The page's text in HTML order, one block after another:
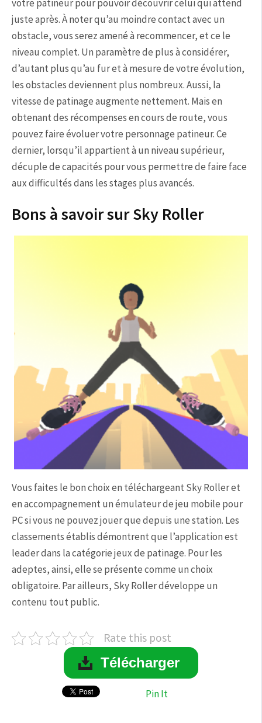
votre patineur pour pouvoir découvrir celui qui attend
juste après. À noter qu’au moindre contact avec un
obstacle, vous serez amené à recommencer, et ce le
niveau complet. Un paramètre de plus à considérer,
d’autant plus qu’au fur et à mesure de votre évolution,
les obstacles deviennent plus nombreux. Aussi, la
vitesse de patinage augmente nettement. Mais en
obtenant des récompenses en cours de route, vous
pouvez faire évoluer votre personnage patineur. Ce
dernier, lorsqu’il appartient à un niveau supérieur,
décuple de capacités pour vous permettre de faire face
aux difficultés dans les stages plus avancés.
Bons à savoir sur Sky Roller
Vous faites le bon choix en téléchargeant Sky Roller et
en accompagnement un émulateur de jeu mobile pour
PC si vous ne pouvez jouer que depuis une station. Les
classements établis démontrent que l’application est
leader dans la catégorie jeux de patinage. Pour les
adeptes, ainsi, elle se présente comme un choix
obligatoire. Par ailleurs, Sky Roller développe un
contenu tout public.
Rate this post
Télécharger
Pin It